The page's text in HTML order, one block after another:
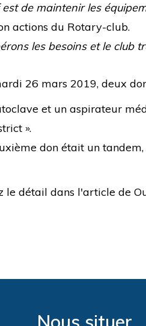
de maintenir les
actions du Rotary-club.
les besoins et le club
26 mars 2019, deux
et un aspirateur
».
don était un
le détail dans l'article de